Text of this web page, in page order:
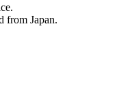
from Japan.